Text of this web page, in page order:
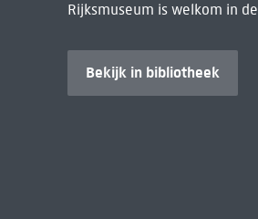
Rijksmuseum is welkom in de
Bekijk in bibliotheek